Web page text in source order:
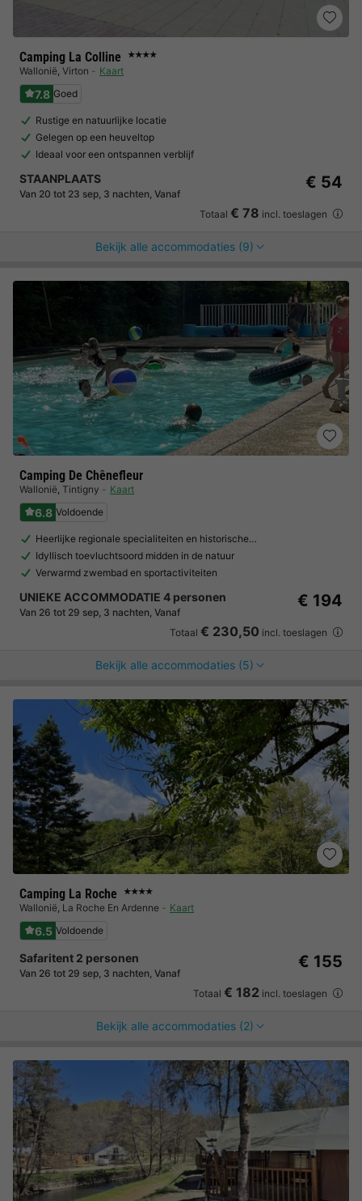
Camping La Colline ★★★★
Wallonië, Virton Kaart
7.8 Goed
Rustige en natuurlijke locatie
Gelegen op een heuveltop
Ideaal voor een ontspannen verblijf
STAANPLAATS
Van 20 tot 23 sep, 3 nachten, Vanaf
€ 54
Totaal € 78 incl. toeslagen
Bekijk alle accommodaties (9)
Camping De Chênefleur
Wallonië, Tintigny Kaart
6.8 Voldoende
Heerlijke regionale specialiteiten en historische…
Idyllisch toevluchtsoord midden in de natuur
Verwarmd zwembad en sportactiviteiten
UNIEKE ACCOMMODATIE 4 personen
Van 26 tot 29 sep, 3 nachten, Vanaf
€ 194
Totaal € 230,50 incl. toeslagen
Bekijk alle accommodaties (5)
Camping La Roche ★★★★
Wallonië, La Roche En Ardenne Kaart
6.5 Voldoende
Safaritent 2 personen
Van 26 tot 29 sep, 3 nachten, Vanaf
€ 155
Totaal € 182 incl. toeslagen
Bekijk alle accommodaties (2)